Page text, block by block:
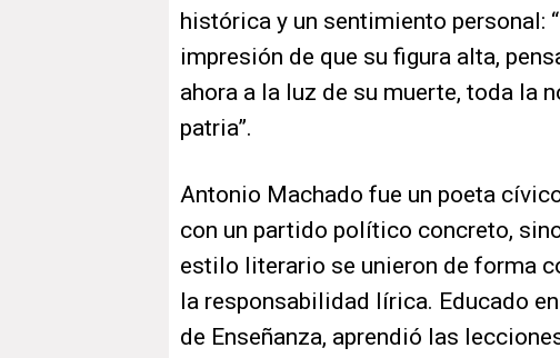
histórica y un sentimiento personal:
impresión de que su figura alta,
ahora a la luz de su muerte, toda la
patria”.
Antonio Machado fue un poeta
con un partido político concreto,
estilo literario se unieron de forma
la responsabilidad lírica. Educado
de Enseñanza, aprendió las